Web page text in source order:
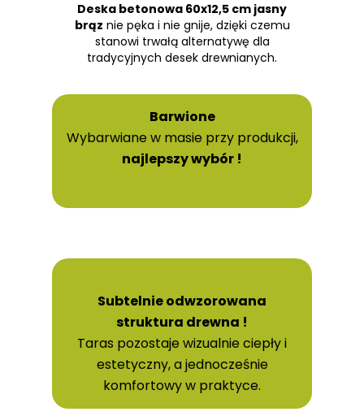
Deska betonowa 60x12,5 cm jasny
brąz nie pęka i nie gnije, dzięki czemu
stanowi trwałą alternatywę dla
tradycyjnych desek drewnianych.
Subtelnie odwzorowana
struktura drewna !
Taras pozostaje wizualnie ciepły i
estetyczny, a jednocześnie
komfortowy w praktyce.
Barwione
Wybarwiane w masie przy produkcji,
najlepszy wybór !